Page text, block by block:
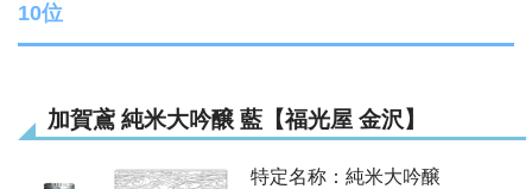
10位
加賀鳶 純米大吟醸 藍 【福光屋 金沢】
特定名称：純米大吟醸